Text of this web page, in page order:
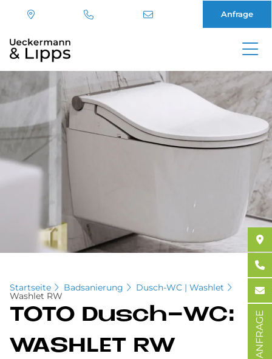
Direkt
Anfrage
Startseite Badsanierung Dusch-WC | Washlet
Washlet RW
TOTO Dusch-WC:
WA­SH­LET RW
ANFRAGE